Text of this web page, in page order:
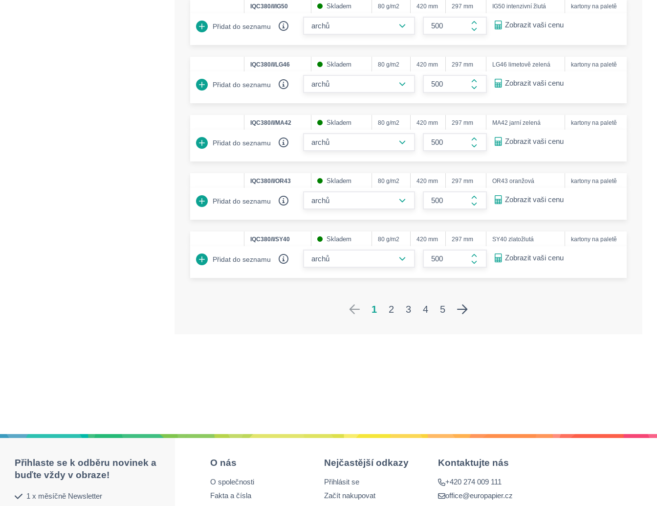
IQC380/I/IG50 Skladem 80 g/m2 420 mm 297 mm IG50 intenzivní žlutá kartony na paletě
Přidat do seznamu
form.increase-amount
Zobrazit vaši cenu
IQC380/I/LG46 Skladem 80 g/m2 420 mm 297 mm LG46 limetově zelená kartony na paletě
Přidat do seznamu
form.increase-amount
Zobrazit vaši cenu
IQC380/I/MA42 Skladem 80 g/m2 420 mm 297 mm MA42 jarní zelená kartony na paletě
Přidat do seznamu
form.increase-amount
Zobrazit vaši cenu
IQC380/I/OR43 Skladem 80 g/m2 420 mm 297 mm OR43 oranžová kartony na paletě
Přidat do seznamu
form.increase-amount
Zobrazit vaši cenu
IQC380/I/SY40 Skladem 80 g/m2 420 mm 297 mm SY40 zlatožlutá kartony na paletě
Přidat do seznamu
form.increase-amount
Zobrazit vaši cenu
1 2 3 4 5
Přihlaste se k odběru novinek a
buďte vždy v obraze!
1 x měsíčně Newsletter
O nás
O společnosti
Fakta a čísla
Nejčastější odkazy
Přihlásit se
Začít nakupovat
Kontaktujte nás
+420 274 009 111
office@europapier.cz